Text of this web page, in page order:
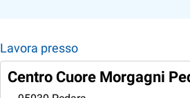
Lavora presso
Centro Cuore Morgagni